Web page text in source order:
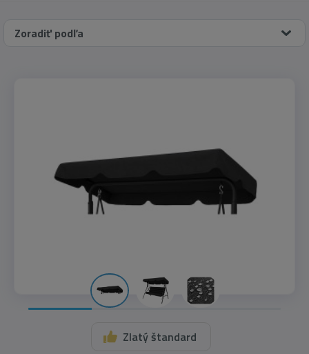
Zoradiť podľa
Zlatý štandard